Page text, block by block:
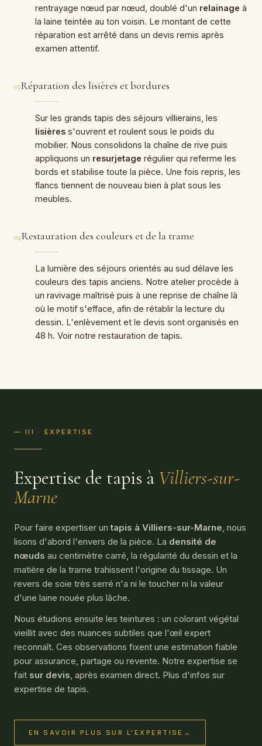
rentrayage nœud par nœud, doublé d'un relainage à
la laine teintée au ton voisin. Le montant de cette
réparation est arrêté dans un devis remis après
examen attentif.
03Réparation des lisières et bordures
Sur les grands tapis des séjours villierains, les
lisières s'ouvrent et roulent sous le poids du
mobilier. Nous consolidons la chaîne de rive puis
appliquons un resurjetage régulier qui referme les
bords et stabilise toute la pièce. Une fois repris, les
flancs tiennent de nouveau bien à plat sous les
meubles.
04Restauration des couleurs et de la trame
La lumière des séjours orientés au sud délave les
couleurs des tapis anciens. Notre atelier procède à
un ravivage maîtrisé puis à une reprise de chaîne là
où le motif s'efface, afin de rétablir la lecture du
dessin. L'enlèvement et le devis sont organisés en
48 h. Voir notre restauration de tapis.
— III · EXPERTISE
Expertise de tapis à Villiers-sur-
Marne
Pour faire expertiser untapis à Villiers-sur-Marne, nous
lisons d'abord l'envers de la pièce. La densité de
nœuds au centimètre carré, la régularité du dessin et la
matière de la trame trahissent l'origine du tissage. Un
revers de soie très serré n'a ni le toucher ni la valeur
d'une laine nouée plus lâche.
Nous étudions ensuite les teintures : un colorant végétal
vieillit avec des nuances subtiles que l'œil expert
reconnaît. Ces observations fixent une estimation fiable
pour assurance, partage ou revente. Notre expertise se
fait sur devis, après examen direct. Plus d'infos sur
expertise de tapis.
EN SAVOIR PLUS SUR L'EXPERTISE →